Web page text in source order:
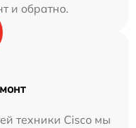
и обратно.
техники Cisco мы